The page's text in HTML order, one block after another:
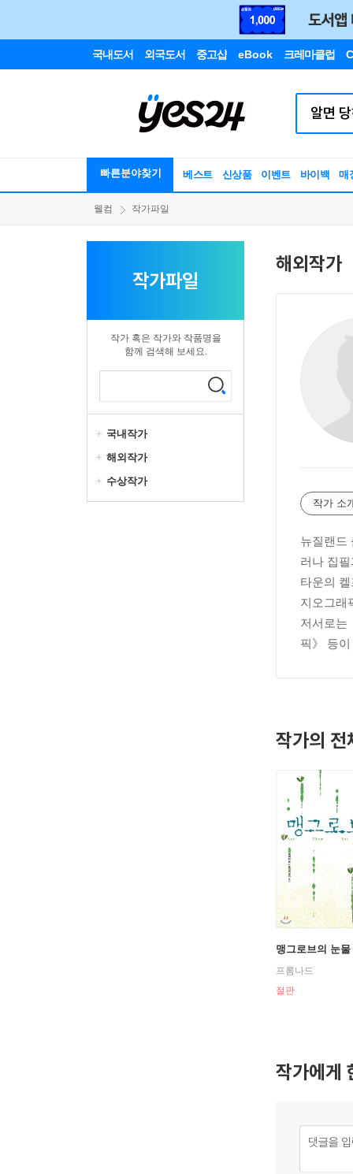
국내도서 외국도서 중고샵 eBook 크레마클럽
빠른분야찾기 베스트 신상품 이벤트 바이백 매
웰컴 작가파일
작가파일
작가 혹은 작가와 작품명을
함께 검색해 보세요.
국내작가
해외작가
수상작가
해외작가
작가 소
뉴질랜드
러나 집
타운의
지오그래
저서로는
픽》 등
작가의 전
맹그로브의 눈물
프롬나드
절판
작가에게